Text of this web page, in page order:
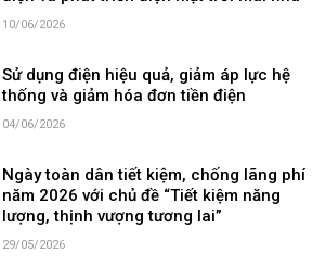
10/06/2026
Sử dụng điện hiệu quả, giảm áp lực hệ
thống và giảm hóa đơn tiền điện
04/06/2026
Ngày toàn dân tiết kiệm, chống lãng phí
năm 2026 với chủ đề “Tiết kiệm năng
lượng, thịnh vượng tương lai”
29/05/2026